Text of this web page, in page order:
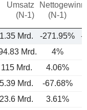
Umsatz
(N-1)
Nettogewinn
(N-1)
1.35 Mrd. -271.95%
-
Mrd. 4%
115 Mrd.
4.06%
5.39 Mrd. -67.68%
23.6 Mrd. 3.61%